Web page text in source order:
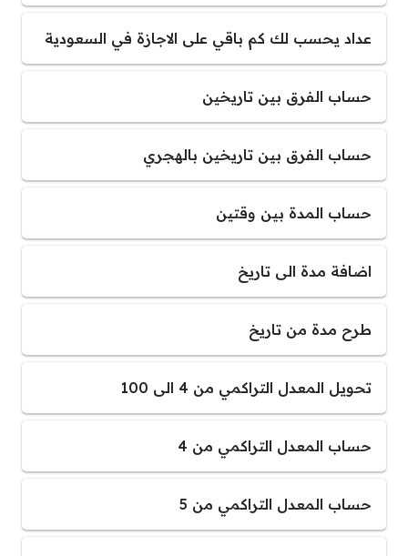
عداد يحسب لك كم باقي على الاجازة في السعودية
حساب الفرق بين تاريخين
حساب الفرق بين تاريخين بالهجري
حساب المدة بين وقتين
اضافة مدة الى تاريخ
طرح مدة من تاريخ
تحويل المعدل التراكمي من 4 الى 100
حساب المعدل التراكمي من 4
حساب المعدل التراكمي من 5